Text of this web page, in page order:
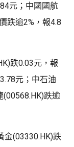
元；中國國航
跌逾2%，報4.8
跌0.03元，報
元；中石油
(00568.HK)跌逾
金(03330.HK)跌